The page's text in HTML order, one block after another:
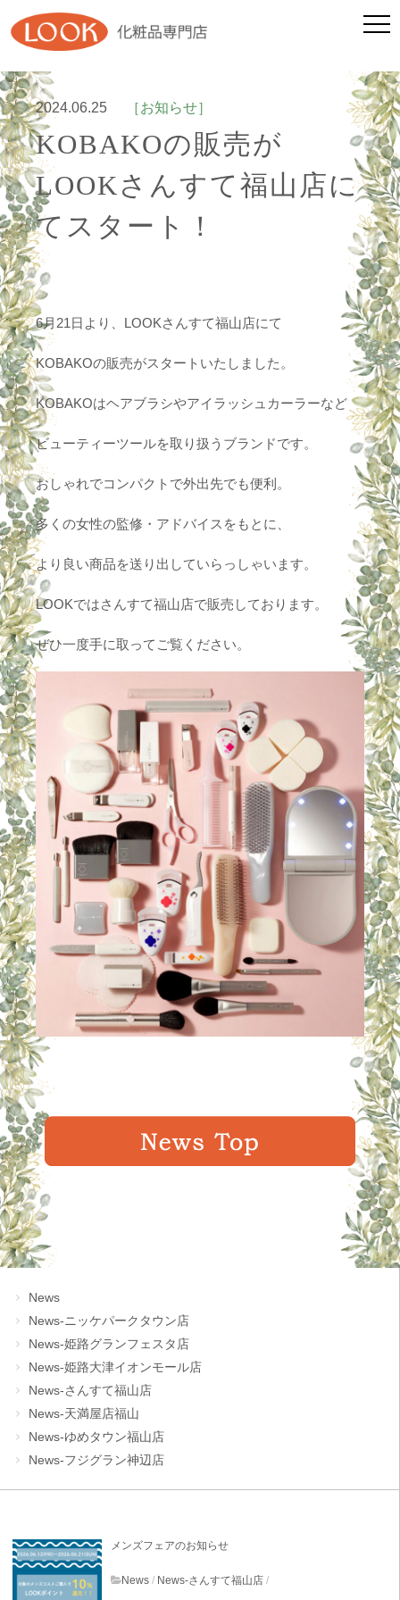
2024.06.25 ［お知らせ］
KOBAKOの販売が
LOOKさんすて福山店に
てスタート！
6月21日より、LOOKさんすて福山店にて
KOBAKOの販売がスタートいたしました。
KOBAKOはヘアブラシやアイラッシュカーラーなど
ビューティーツールを取り扱うブランドです。
おしゃれでコンパクトで外出先でも便利。
多くの女性の監修・アドバイスをもとに、
より良い商品を送り出していらっしゃいます。
LOOKではさんすて福山店で販売しております。
ぜひ一度手に取ってご覧ください。
News
News-ニッケパークタウン店
News-姫路グランフェスタ店
News-姫路大津イオンモール店
News-さんすて福山店
News-天満屋店福山
News-ゆめタウン福山店
News-フジグラン神辺店
メンズフェアのお知らせ
News / News-さんすて福山店 /